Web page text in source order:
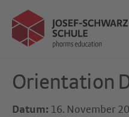
Orientation
Datum: 16. November